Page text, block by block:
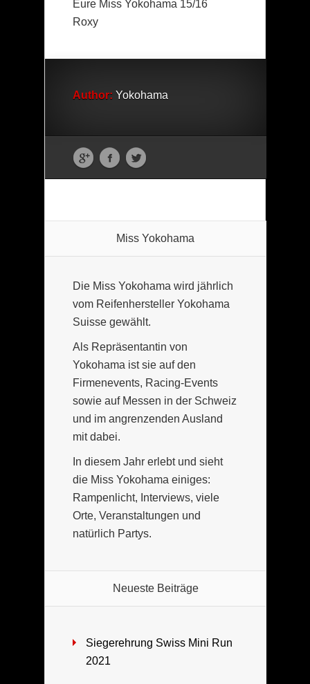
Eure Miss Yokohama 15/16
Roxy
Author: Yokohama
Miss Yokohama
Die Miss Yokohama wird jährlich
vom Reifenhersteller Yokohama
Suisse gewählt.
Als Repräsentantin von
Yokohama ist sie auf den
Firmenevents, Racing-Events
sowie auf Messen in der Schweiz
und im angrenzenden Ausland
mit dabei.
In diesem Jahr erlebt und sieht
die Miss Yokohama einiges:
Rampenlicht, Interviews, viele
Orte, Veranstaltungen und
natürlich Partys.
Neueste Beiträge
Siegerehrung Swiss Mini Run
2021